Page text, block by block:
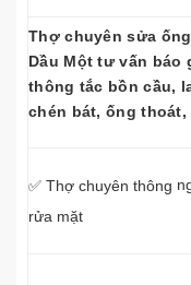
Thợ chuyên sửa
Dầu Một tư vấn báo
thông tắc bồn cầu,
chén bát, ống thoát,
✅ Thợ chuyên thông
rửa mặt